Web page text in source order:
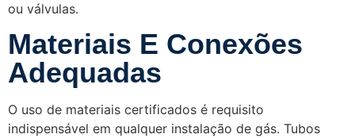
ou válvulas.
Materiais E Conexões
Adequadas
O uso de materiais certificados é requisito
indispensável em qualquer instalação de gás. Tubos